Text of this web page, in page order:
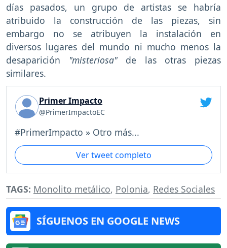
días pasados, un grupo de artistas se habría
atribuido la construcción de las piezas, sin
embargo no se atribuyen la instalación en
diversos lugares del mundo ni mucho menos la
desaparición "misteriosa" de las otras piezas
similares.
Primer Impacto
@PrimerImpactoEC
#PrimerImpacto » Otro más...
Ver tweet completo
TAGS: Monolito metálico, Polonia, Redes Sociales
SÍGUENOS EN GOOGLE NEWS